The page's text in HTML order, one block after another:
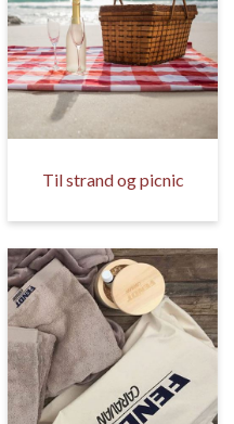
Til strand og picnic